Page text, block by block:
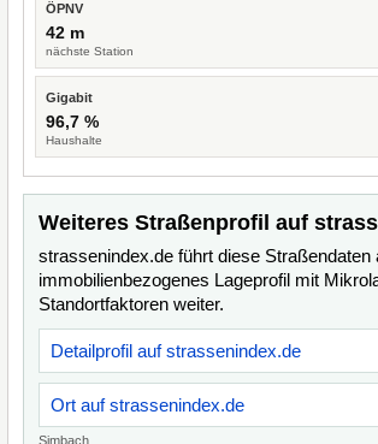
ÖPNV
42 m
nächste Station
Gigabit
96,7 %
Haushalte
Weiteres Straßenprofil auf
strassenindex.de führt diese Straßendaten
immobilienbezogenes Lageprofil mit
Standortfaktoren weiter.
Detailprofil auf strassenindex.de
Ort auf strassenindex.de
Simbach